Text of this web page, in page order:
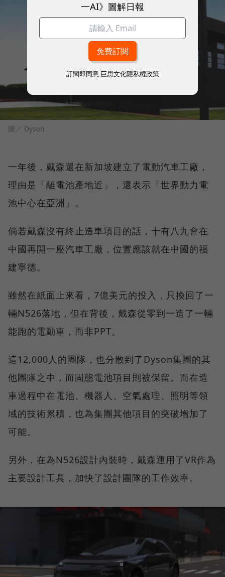
圖／ Dyson
一年後，戴森還在新加坡建立了電動汽車工廠，
理由是「離電池產地近」，還表示「世界動力電
池中心在亞洲」。
倘若戴森沒有終止造車項目的話，十有八九會在
中國再開一座汽車工廠，位置應該就在中國的福
建寧德。
雖然在紙面上來看，7億美元的投入，只換回了一
輛N526落地，但在背後，戴森從零到一造了一輛
能跑的電動車，而非PPT。
這12,000人的團隊，也分散到了Dyson集團的其
他團隊之中，而固態電池項目則被保留。而在造
車過程中在電池、機器人、空氣處理、照明等領
域的技術累積，也為集團其他項目的突破增加了
可能。
另外，在為N526設計內裝時，戴森運用了VR作為
主要設計工具，加快了設計團隊的工作效率。
一AI》圖解日報
訂閱即同意 巨思文化隱私權政策